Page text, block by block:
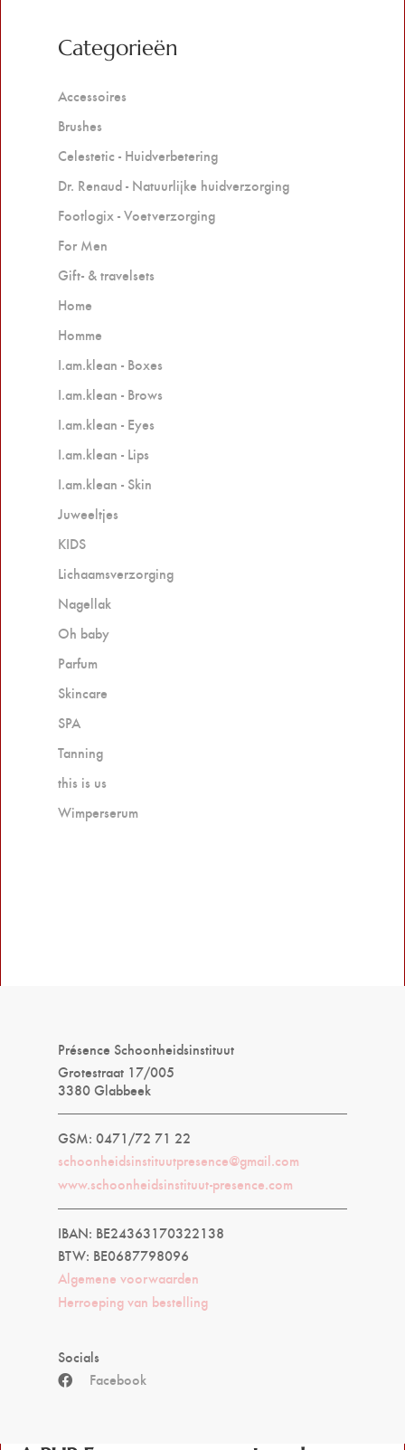
Categorieën
Accessoires
Brushes
Celestetic - Huidverbetering
Dr. Renaud - Natuurlijke huidverzorging
Footlogix - Voetverzorging
For Men
Gift- & travelsets
Home
Homme
I.am.klean - Boxes
I.am.klean - Brows
I.am.klean - Eyes
I.am.klean - Lips
I.am.klean - Skin
Juweeltjes
KIDS
Lichaamsverzorging
Nagellak
Oh baby
Parfum
Skincare
SPA
Tanning
this is us
Wimperserum
Présence Schoonheidsinstituut
Grotestraat 17/005
3380 Glabbeek
GSM: 0471/72 71 22
schoonheidsinstituutpresence@gmail.com
www.schoonheidsinstituut-presence.com
IBAN: BE24363170322138
BTW: BE0687798096
Algemene voorwaarden
Herroeping van bestelling
Socials
Facebook